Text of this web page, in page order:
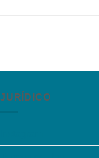
JURÍDICO